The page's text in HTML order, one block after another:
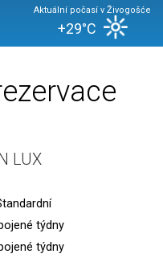
Aktuální počasí v Živogošće
+29°C
LUX
týdny
týdny